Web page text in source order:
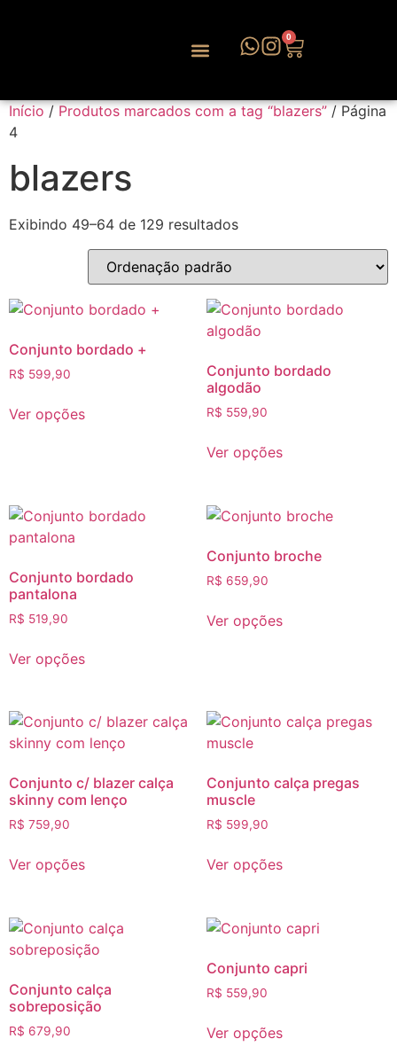
0
Início / Produtos marcados com a tag “blazers” / Página
4
blazers
Exibindo 49–64 de 129 resultados
Conjunto bordado +
R$ 599,90
Ver opções
Conjunto bordado
algodão
R$ 559,90
Ver opções
Conjunto bordado
pantalona
R$ 519,90
Ver opções
Conjunto broche
R$ 659,90
Ver opções
Conjunto c/ blazer calça
skinny com lenço
R$ 759,90
Ver opções
Conjunto calça pregas
muscle
R$ 599,90
Ver opções
Conjunto calça
sobreposição
R$ 679,90
Conjunto capri
R$ 559,90
Ver opções